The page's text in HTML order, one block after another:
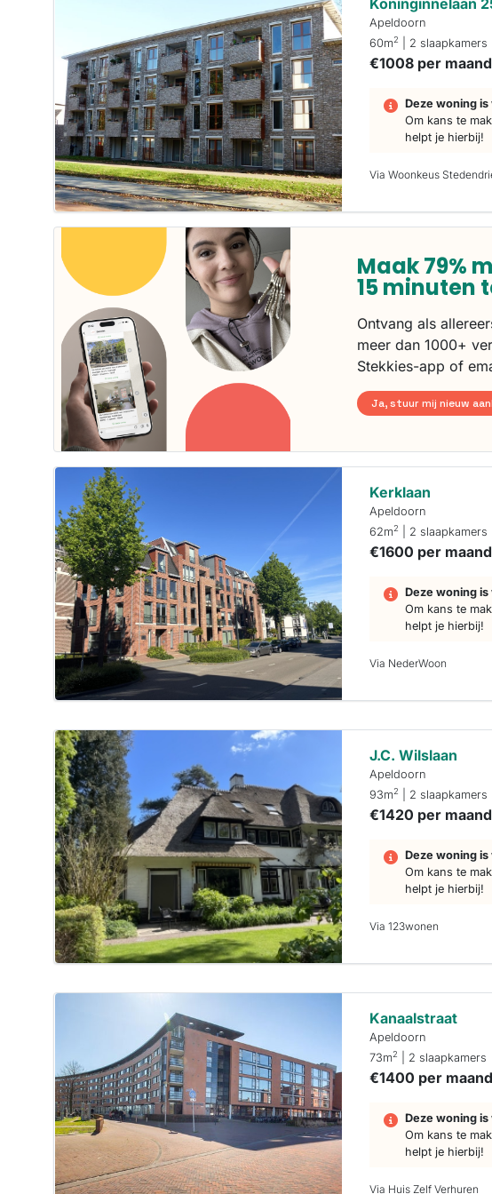
Apeldoorn
60m2 | 2 slaapkamers
€1008 per maand
Deze woning
Om kans te
helpt je hierbij!
Via Woonkeus
Maak 79%
15 minuten
Ontvang als
meer dan 1000+
Stekkies-app of
Ja, stuur mij nieuw
Kerklaan
Apeldoorn
62m2 | 2 slaapkamers
€1600 per maand
Deze woning
Om kans te
helpt je hierbij!
Via NederWoon
J.C. Wilslaan
Apeldoorn
93m2 | 2 slaapkamers
€1420 per maand
Deze woning
Om kans te
helpt je hierbij!
Via 123wonen
Kanaalstraat
Apeldoorn
73m2 | 2 slaapkamers
€1400 per
Deze woning
Om kans te
helpt je hierbij!
Via Huis Zelf Verhuren